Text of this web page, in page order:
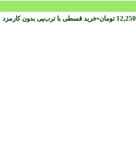
12,250 تومان•خرید قسطی با ترب‌پی بدون کارمزد